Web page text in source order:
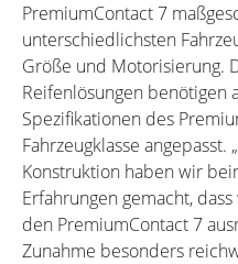
PremiumContact 7
unterschiedlichsten
Größe und Motorisierung.
Reifenlösungen benötigen
Spezifikationen des
Fahrzeugklasse
Konstruktion haben wir
Erfahrungen gemacht,
den PremiumContact 7
Zunahme besonders